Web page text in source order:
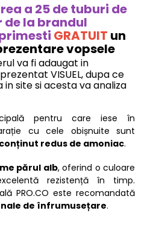
a 25 de tuburi de
de la brandul
GRATUIT un
vopsele
va fi adaugat in
VISUEL, dupa ce
site si acesta va analiza
pentru care iese în
cu cele obișnuite sunt
redus de amoniac.
părul alb, oferind o culoare
rezistență în timp.
PRO.CO este recomandată
de înfrumusețare.